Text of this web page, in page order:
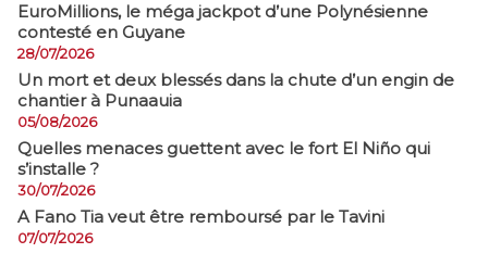
EuroMillions, ​le méga jackpot d’une Polynésienne
contesté en Guyane
28/07/2026
​Un mort et deux blessés dans la chute d’un engin de
chantier à Punaauia
05/08/2026
Quelles menaces guettent avec le fort El Niño qui
s’installe ?
30/07/2026
A Fano Tia veut être remboursé par le Tavini
07/07/2026